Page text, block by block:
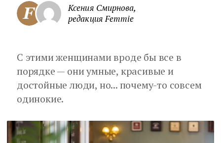
Ксения Смирнова,
редакция Femmie
С этими женщинами вроде бы все в
порядке — они умные, красивые и
достойные люди, но... почему-то совсем
одинокие.